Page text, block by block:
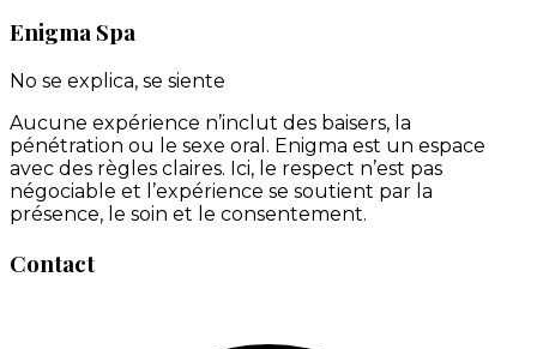
Enigma Spa
No se explica, se siente
Aucune expérience n’inclut des baisers, la
pénétration ou le sexe oral. Enigma est un espace
avec des règles claires. Ici, le respect n’est pas
négociable et l’expérience se soutient par la
présence, le soin et le consentement.
Contact